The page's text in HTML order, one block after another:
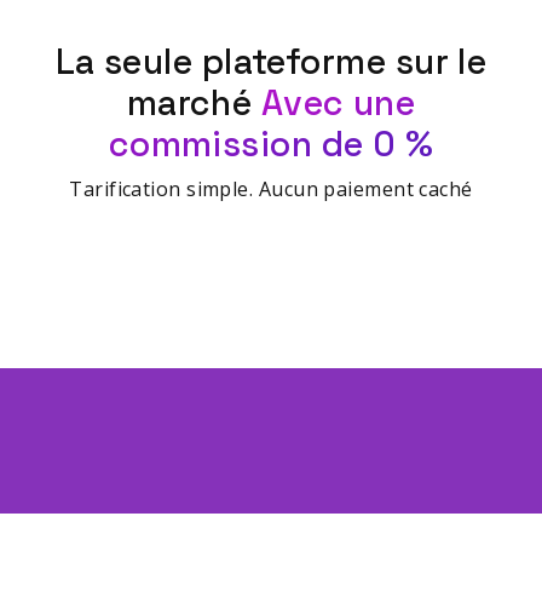
La seule plateforme sur le
marché Avec une
commission de 0 %
Tarification simple. Aucun paiement caché